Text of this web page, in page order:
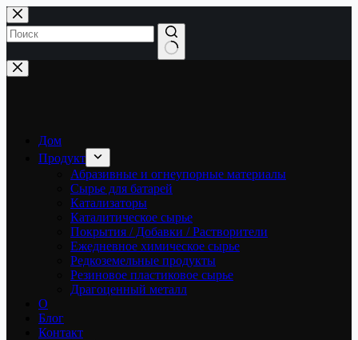
Перейти
к
сути
Ничего
не
Дом
Продукт
Абразивные и огнеупорные материалы
Сырье для батарей
Катализаторы
Каталитическое сырье
Покрытия / Добавки / Растворители
Ежедневное химическое сырье
Редкоземельные продукты
Резиновое пластиковое сырье
Драгоценный металл
О
Блог
Контакт